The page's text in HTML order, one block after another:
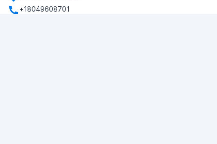
+18049608701